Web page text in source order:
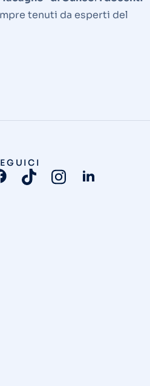
tenuti da esperti del